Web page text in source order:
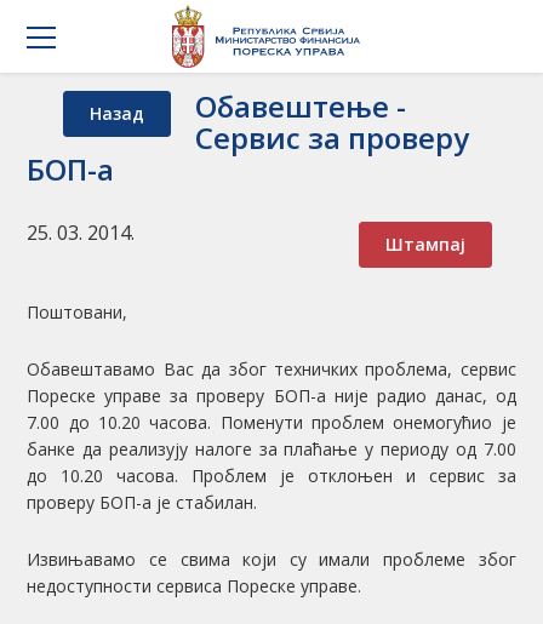
Назад Обавештење -
Сервис за проверу
БОП-а
Штампај
25. 03. 2014.
Поштовани,
Обавештавамо Вас да због техничких проблема, сервис
Пореске управе за проверу БОП-а није радио данас, од
7.00 до 10.20 часова. Поменути проблем онемогућио је
банке да реализују налоге за плаћање у периоду од 7.00
до 10.20 часова. Проблем је отклоњен и сервис за
проверу БОП-а је стабилан.
Извињавамо се свима који су имали проблеме због
недоступности сервиса Пореске управе.